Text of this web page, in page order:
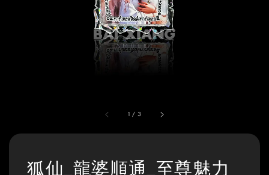
1 / 3
狐仙_龍婆順通_至尊魅力